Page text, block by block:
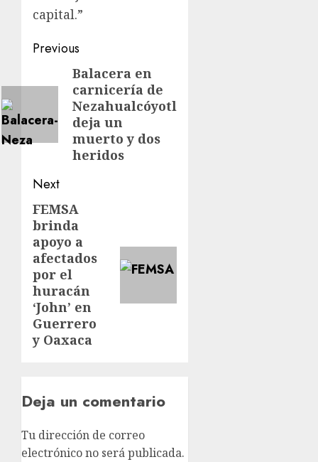
capital.”
Previous
Balacera en
carnicería de
Nezahualcóyotl
deja un
muerto y dos
heridos
Next
FEMSA
brinda
apoyo a
afectados
por el
huracán
‘John’ en
Guerrero
y Oaxaca
Deja un comentario
Tu dirección de correo
electrónico no será publicada.